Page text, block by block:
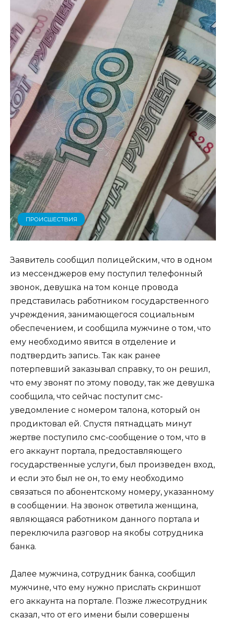
ПРОИСШЕСТВИЯ
Заявитель сообщил полицейским, что в одном
из мессенджеров ему поступил телефонный
звонок, девушка на том конце провода
представилась работником государственного
учреждения, занимающегося социальным
обеспечением, и сообщила мужчине о том, что
ему необходимо явится в отделение и
подтвердить запись. Так как ранее
потерпевший заказывал справку, то он решил,
что ему звонят по этому поводу, так же девушка
сообщила, что сейчас поступит смс-
уведомление с номером талона, который он
продиктовал ей. Спустя пятнадцать минут
жертве поступило смс-сообщение о том, что в
его аккаунт портала, предоставляющего
государственные услуги, был произведен вход,
и если это был не он, то ему необходимо
связаться по абонентскому номеру, указанному
в сообщении. На звонок ответила женщина,
являющаяся работником данного портала и
переключила разговор на якобы сотрудника
банка.
Далее мужчина, сотрудник банка, сообщил
мужчине, что ему нужно прислать скриншот
его аккаунта на портале. Позже лжесотрудник
сказал, что от его имени были совершены